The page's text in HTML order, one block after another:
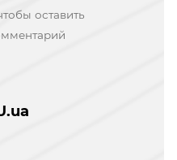
оставить